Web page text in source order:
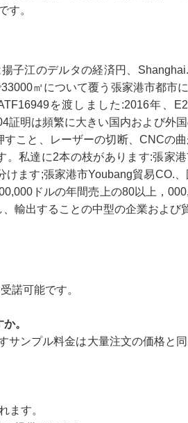
す。
子江のデルタの経済円、
㎡について覆う張家港市都市
を渡しました:2016年、
証明は頻繁に大きい国内および外
こと、レーザーの切断、CNCの
。私達に2本の枝があります:張家
けます;張家港市Youbang貿易CO.
ドルの年間売上の80以上，
輸出することの中型の企業および
諾可能です。
。
サンプル料金は大量注文の価格と
ます。